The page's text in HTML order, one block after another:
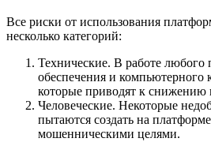
Все риски от использования
несколько категорий:
Технические. В работе любого
обеспечения и компьютерного
которые приводят к снижению
Человеческие. Некоторые
пытаются создать на
мошенническими целями.